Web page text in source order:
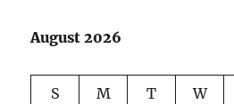
August 2026
S M T W